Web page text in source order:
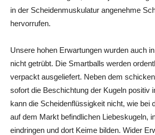
in der Scheidenmuskulatur angenehme
hervorrufen.
Unsere hohen Erwartungen wurden auch
nicht getrübt. Die Smartballs werden
verpackt ausgeliefert. Neben dem
sofort die Beschichtung der Kugeln positiv
kann die Scheidenflüssigkeit nicht, wie bei
auf dem Markt befindlichen Liebeskugeln,
eindringen und dort Keime bilden. Wider